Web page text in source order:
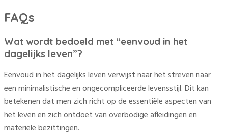
FAQs
Wat wordt bedoeld met “eenvoud in het
dagelijks leven”?
Eenvoud in het dagelijks leven verwijst naar het streven naar
een minimalistische en ongecompliceerde levensstijl. Dit kan
betekenen dat men zich richt op de essentiële aspecten van
het leven en zich ontdoet van overbodige afleidingen en
materiële bezittingen.